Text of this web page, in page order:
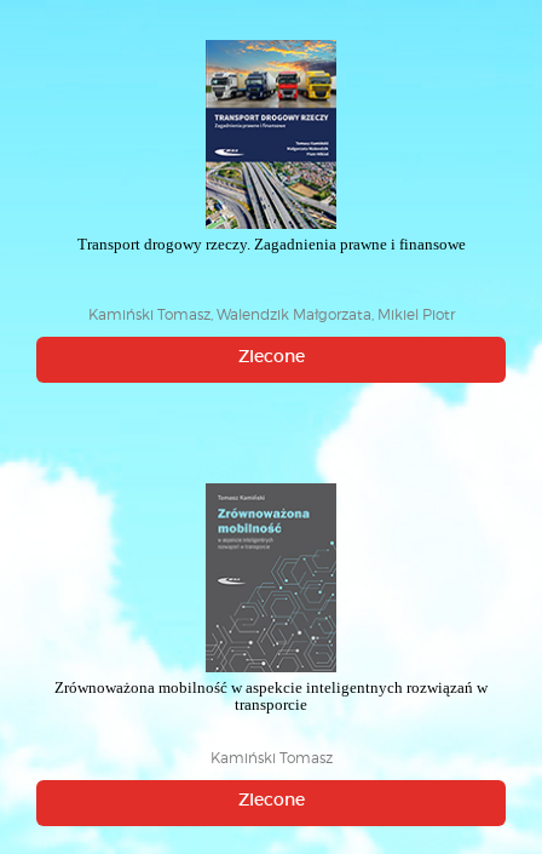
Transport drogowy rzeczy. Zagadnienia prawne i finansowe
Kamiński Tomasz, Walendzik Małgorzata, Mikiel Piotr
Zlecone
Zrównoważona mobilność w aspekcie inteligentnych rozwiązań w
transporcie
Kamiński Tomasz
Zlecone